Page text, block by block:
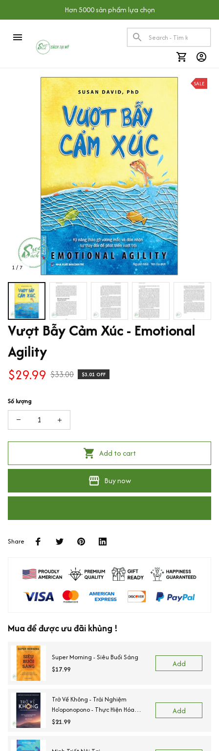
Hơn 5000 sản phẩm lựa chọn
1 / 7
SALE
Vượt Bẫy Cảm Xúc - Emotional
Agility
$29.99 $33.00 $3.01 OFF
Số lượng
Add to cart
Buy now
Share
Mua để được ưu đãi khủng !
Super Morning - Siêu Buổi Sáng
$17.99
Add
Trở Về Không - Trải Nghiệm
Ho'oponopono - Thực Hiện Hóa
Những Phép Màu Trong Cuộc Sống
$21.99
Add